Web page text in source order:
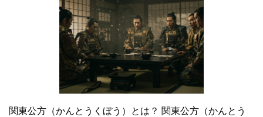
関東公方（かんとうくぼう）とは？ 関東公方（かんとう